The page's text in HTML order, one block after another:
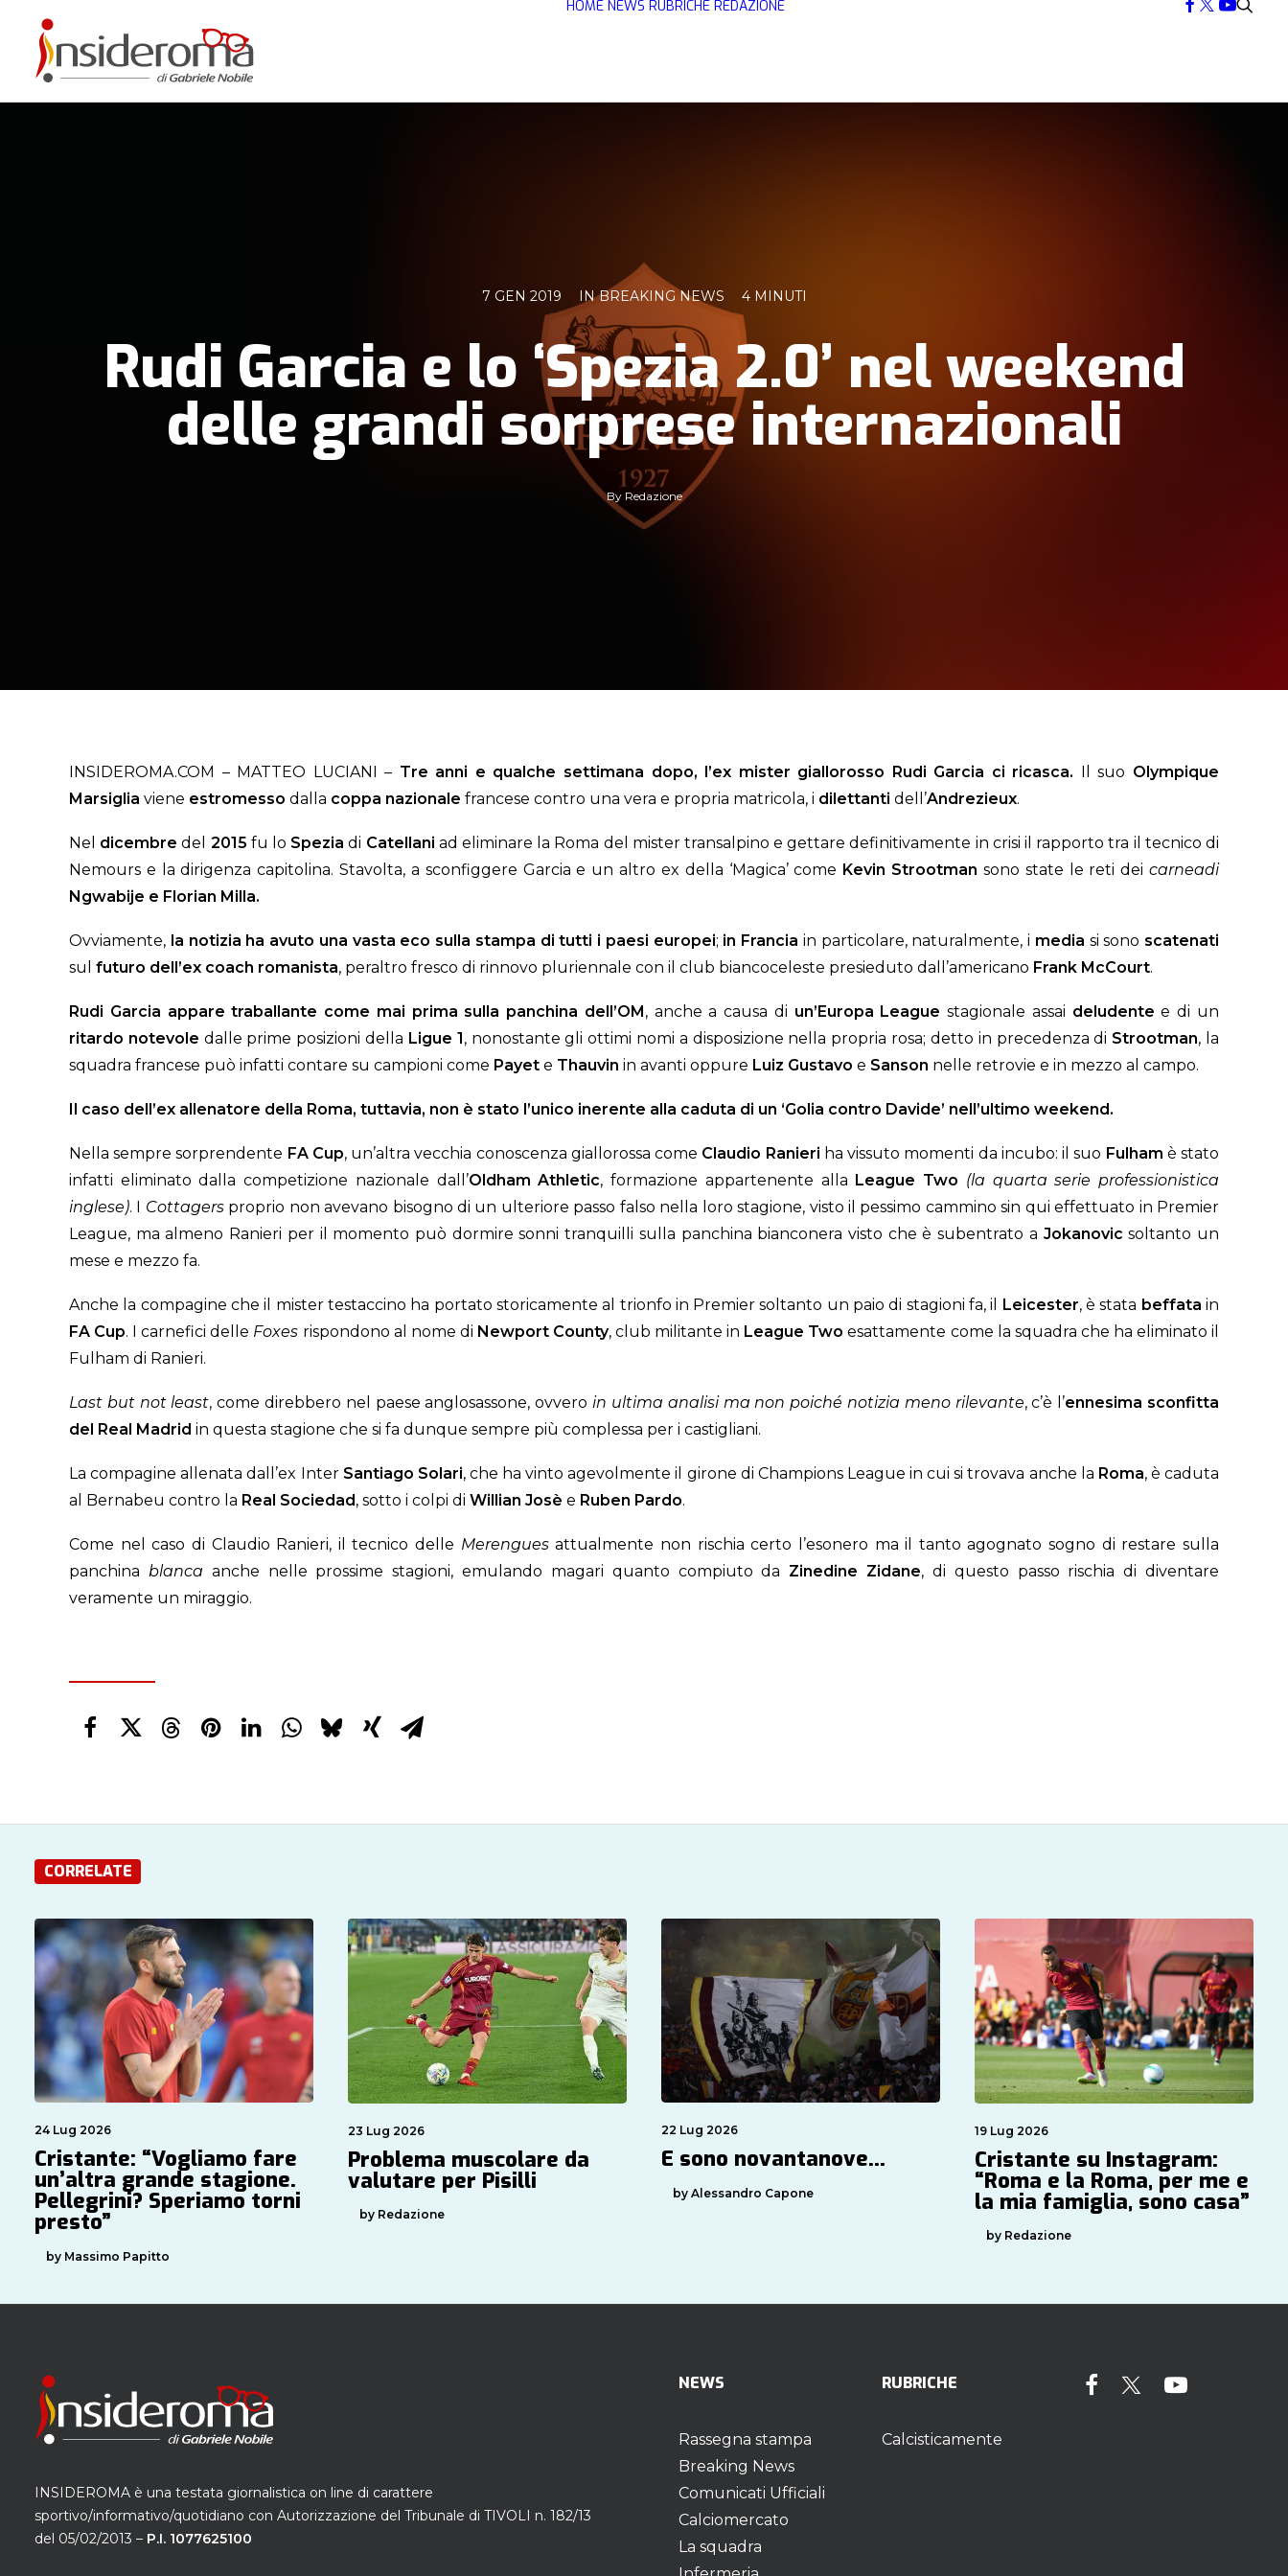
HOME NEWS RUBRICHE REDAZIONE
7 GEN 2019 INBREAKING NEWS 4 MINUTI
Rudi Garcia e lo ‘Spezia 2.0’ nel weekend
delle grandi sorprese internazionali
By Redazione
INSIDEROMA.COM – MATTEO LUCIANI – Tre anni e qualche settimana dopo, l’ex mister giallorosso Rudi Garcia ci ricasca. Il suo Olympique
Marsiglia viene estromesso dalla coppa nazionale francese contro una vera e propria matricola, i dilettanti dell’Andrezieux.
Nel dicembre del 2015 fu lo Spezia di Catellani ad eliminare la Roma del mister transalpino e gettare definitivamente in crisi il rapporto tra il tecnico di
Nemours e la dirigenza capitolina. Stavolta, a sconfiggere Garcia e un altro ex della ‘Magica’ come Kevin Strootman sono state le reti deicarneadi
Ngwabije e Florian Milla.
Ovviamente, la notizia ha avuto una vasta eco sulla stampa di tutti i paesi europei; in Francia in particolare, naturalmente, i media si sono scatenati
sul futuro dell’ex coach romanista, peraltro fresco di rinnovo pluriennale con il club biancoceleste presieduto dall’americano Frank McCourt.
Rudi Garcia appare traballante come mai prima sulla panchina dell’OM, anche a causa di un’Europa League stagionale assai deludente e di un
ritardo notevole dalle prime posizioni della Ligue 1, nonostante gli ottimi nomi a disposizione nella propria rosa; detto in precedenza di Strootman, la
squadra francese può infatti contare su campioni come Payet e Thauvin in avanti oppure Luiz Gustavo e Sanson nelle retrovie e in mezzo al campo.
Il caso dell’ex allenatore della Roma, tuttavia, non è stato l’unico inerente alla caduta di un ‘Golia contro Davide’ nell’ultimo weekend.
Nella sempre sorprendente FA Cup, un’altra vecchia conoscenza giallorossa come Claudio Ranieri ha vissuto momenti da incubo: il suo Fulham è stato
infatti eliminato dalla competizione nazionale dall’Oldham Athletic, formazione appartenente alla League Two (la quarta serie professionistica
inglese). I Cottagersproprio non avevano bisogno di un ulteriore passo falso nella loro stagione, visto il pessimo cammino sin qui effettuato in Premier
League, ma almeno Ranieri per il momento può dormire sonni tranquilli sulla panchina bianconera visto che è subentrato a Jokanovic soltanto un
mese e mezzo fa.
Anche la compagine che il mister testaccino ha portato storicamente al trionfo in Premier soltanto un paio di stagioni fa, il Leicester, è stata beffata in
FA Cup. I carnefici delle Foxes rispondono al nome di Newport County, club militante in League Two esattamente come la squadra che ha eliminato il
Fulham di Ranieri.
Last but not least, come direbbero nel paese anglosassone, ovveroin ultima analisi ma non poiché notizia meno rilevante, c’è l’ennesima sconfitta
del Real Madrid in questa stagione che si fa dunque sempre più complessa per i castigliani.
La compagine allenata dall’ex Inter Santiago Solari, che ha vinto agevolmente il girone di Champions League in cui si trovava anche la Roma, è caduta
al Bernabeu contro la Real Sociedad, sotto i colpi di Willian Josè e Ruben Pardo.
Come nel caso di Claudio Ranieri, il tecnico delle Merenguesattualmente non rischia certo l’esonero ma il tanto agognato sogno di restare sulla
panchina blanca anche nelle prossime stagioni, emulando magari quanto compiuto da Zinedine Zidane, di questo passo rischia di diventare
veramente un miraggio.
CORRELATE
24 Lug 2026
Cristante: “Vogliamo fare
un’altra grande stagione.
Pellegrini? Speriamo torni
presto”
by Massimo Papitto
23 Lug 2026
Problema muscolare da
valutare per Pisilli
by Redazione
22 Lug 2026
E sono novantanove…
by Alessandro Capone
19 Lug 2026
Cristante su Instagram:
“Roma e la Roma, per me e
la mia famiglia, sono casa”
by Redazione
INSIDEROMA è una testata giornalistica on line di carattere
sportivo/informativo/quotidiano con Autorizzazione del Tribunale di TIVOLI n. 182/13
del 05/02/2013 – P.I. 1077625100
NEWS
Rassegna stampa
Breaking News
Comunicati Ufficiali
Calciomercato
La squadra
RUBRICHE
Calcisticamente